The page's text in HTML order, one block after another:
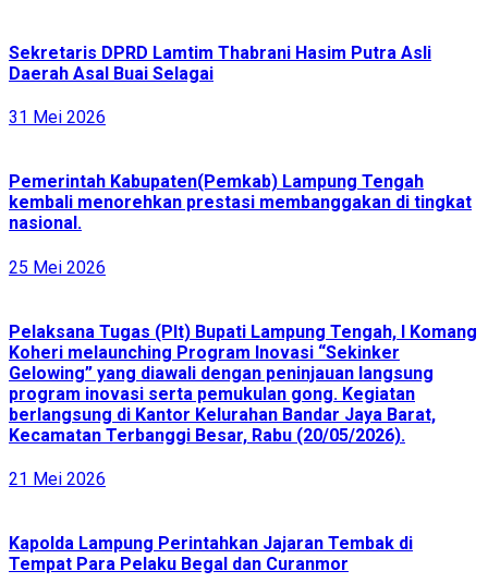
Sekretaris DPRD Lamtim Thabrani Hasim Putra Asli
Daerah Asal Buai Selagai
31 Mei 2026
Pemerintah Kabupaten(Pemkab) Lampung Tengah
kembali menorehkan prestasi membanggakan di tingkat
nasional.
25 Mei 2026
Pelaksana Tugas (Plt) Bupati Lampung Tengah, I Komang
Koheri melaunching Program Inovasi “Sekinker
Gelowing” yang diawali dengan peninjauan langsung
program inovasi serta pemukulan gong. Kegiatan
berlangsung di Kantor Kelurahan Bandar Jaya Barat,
Kecamatan Terbanggi Besar, Rabu (20/05/2026).
21 Mei 2026
Kapolda Lampung Perintahkan Jajaran Tembak di
Tempat Para Pelaku Begal dan Curanmor